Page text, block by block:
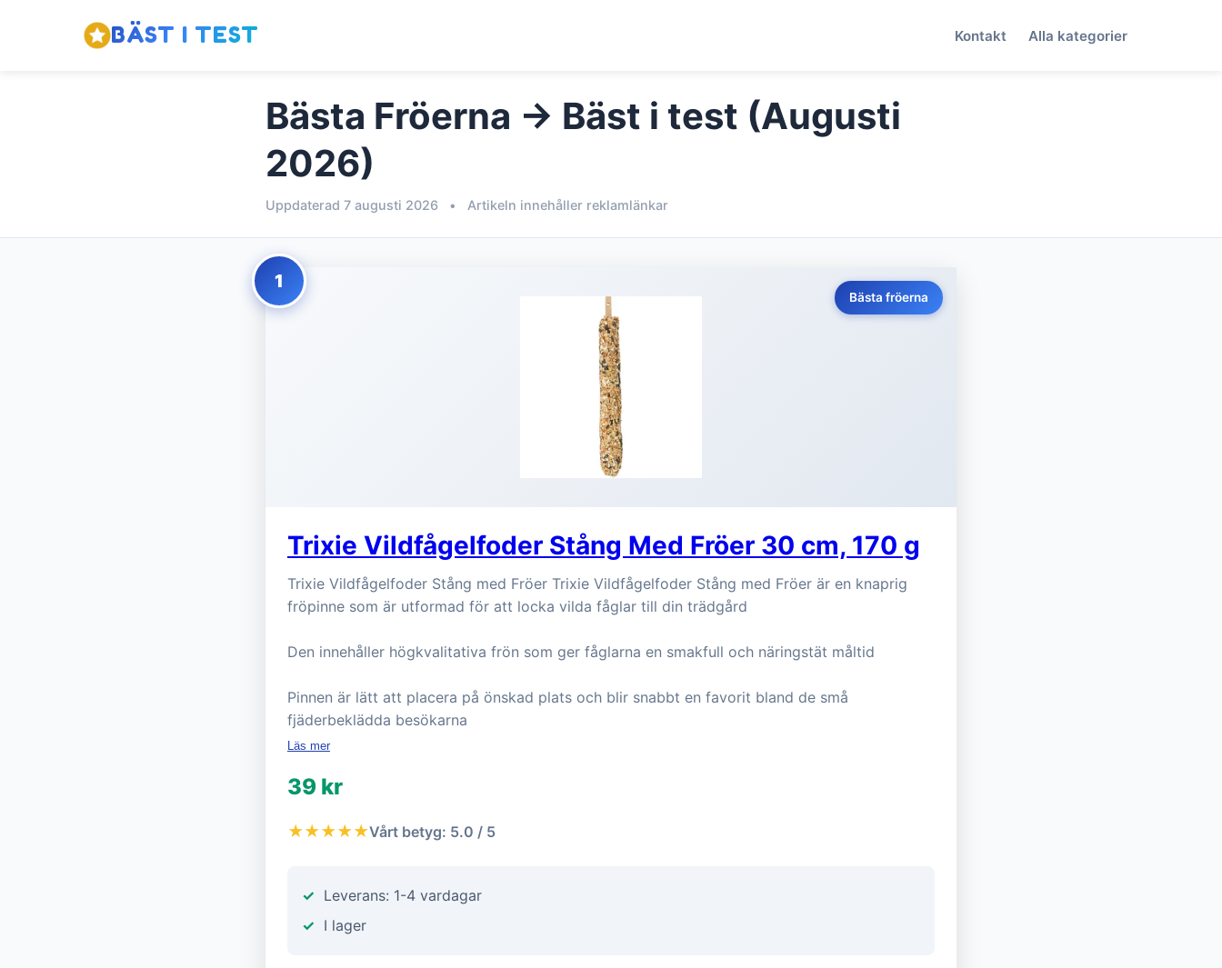
BÄST I TEST Kontakt Alla kategorier
Bästa Fröerna → Bäst i test (Augusti
2026)
Uppdaterad 7 augusti 2026 • Artikeln innehåller reklamlänkar
1
Bästa fröerna
Trixie Vildfågelfoder Stång Med Fröer 30 cm, 170 g
Trixie Vildfågelfoder Stång med Fröer Trixie Vildfågelfoder Stång med Fröer är en knaprig
fröpinne som är utformad för att locka vilda fåglar till din trädgård
Den innehåller högkvalitativa frön som ger fåglarna en smakfull och näringstät måltid
Pinnen är lätt att placera på önskad plats och blir snabbt en favorit bland de små
fjäderbeklädda besökarna
Läs mer
39 kr
★★★★★Vårt betyg: 5.0 / 5
Leverans: 1-4 vardagar
I lager